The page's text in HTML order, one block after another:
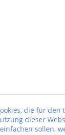
die für
dieser
sollen,